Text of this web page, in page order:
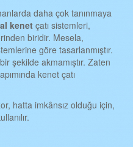
daha çok tanınmaya
kenetçatı sistemleri,
biridir. Mesela,
göre tasarlanmıştır.
şekilde akmamıştır. Zaten
kenet çatı
hatta imkânsız olduğu için,